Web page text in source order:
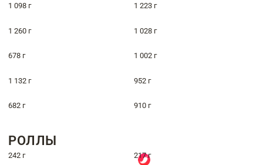
1 098 г 1 223 г
1 260 г 1 028 г
678 г 1 002 г
1 132 г 952 г
682 г 910 г
РОЛЛЫ
242 г 217 г